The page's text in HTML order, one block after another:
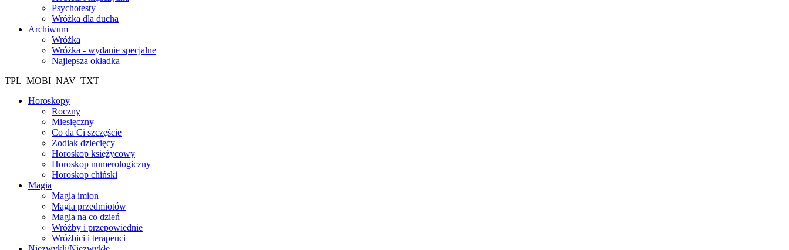
Psychotesty
Wróżka dla ducha
Archiwum
Wróżka
Wróżka - wydanie specjalne
Najlepsza okładka
TPL_MOBI_NAV_TXT
Horoskopy
Roczny
Miesięczny
Co da Ci szczęście
Zodiak dziecięcy
Horoskop księżycowy
Horoskop numerologiczny
Horoskop chiński
Magia
Magia imion
Magia przedmiotów
Magia na co dzień
Wróżby i przepowiednie
Wróżbici i terapeuci